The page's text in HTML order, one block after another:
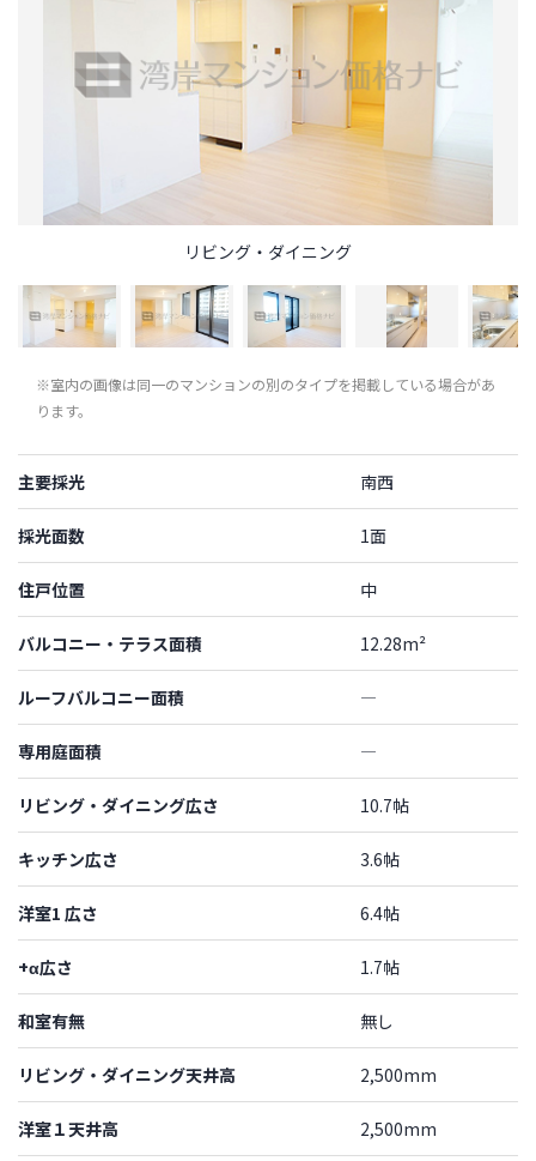
リビング・ダイニング
※室内の画像は同一のマンションの別のタイプを掲載している場合があ
ります。
主要採光 南西
採光面数 1面
住戸位置 中
バルコニー・テラス面積 12.28m²
ルーフバルコニー面積 ―
専用庭面積 ―
リビング・ダイニング広さ 10.7帖
キッチン広さ 3.6帖
洋室1 広さ 6.4帖
+α広さ 1.7帖
和室有無 無し
リビング・ダイニング天井高 2,500mm
洋室１天井高 2,500mm